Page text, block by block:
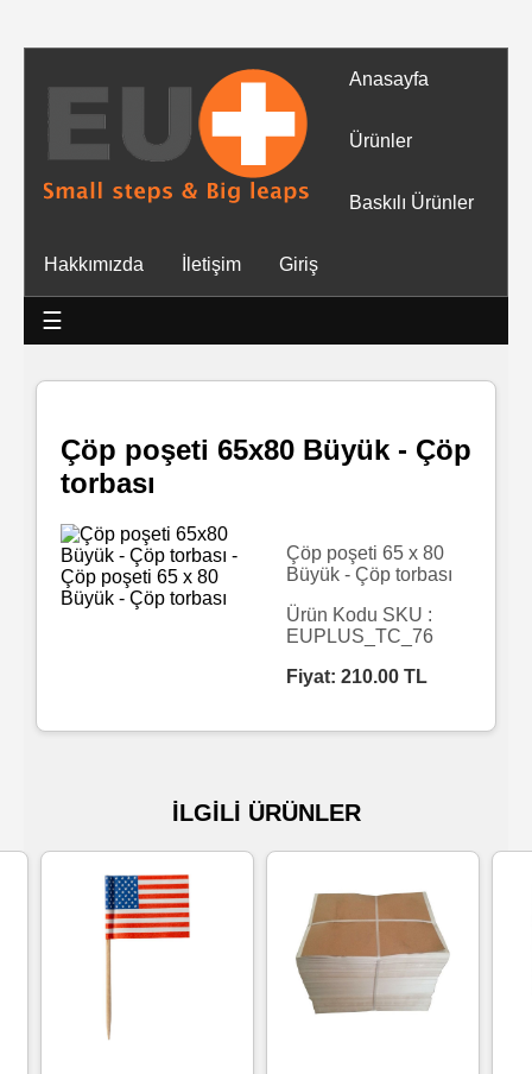
Anasayfa
Ürünler
Baskılı Ürünler
Hakkımızda İletişim Giriş
☰
Tüm
Ürünler
Mendiller
Baskılı
Islak
Rulo
Mendil
Islak
Havlu
Su
Bazlı
Mendiller
Çöp poşeti 65x80 Büyük - Çöp
torbası
Çöp poşeti 65 x 80
Büyük - Çöp torbası
Ürün Kodu SKU :
EUPLUS_TC_76
Fiyat: 210.00 TL
İLGİLİ ÜRÜNLER